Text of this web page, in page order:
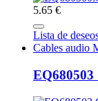
5.65 €
Lista de
Cables audio
EQ680503